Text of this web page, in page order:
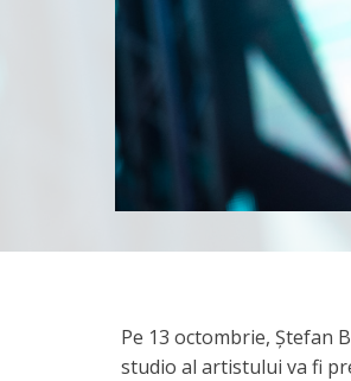
Pe 13 octombrie, Ștefan
studio al artistului va fi